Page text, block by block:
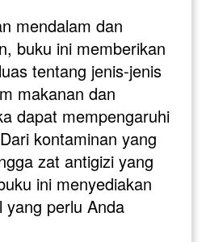
mendalam dan
buku ini memberikan
tentang jenis-jenis
makanan dan
dapat mempengaruhi
kontaminan yang
zat antigizi yang
ini menyediakan
yang perlu Anda